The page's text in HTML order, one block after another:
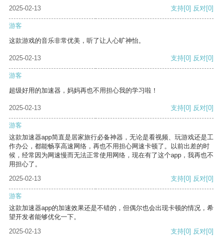
2025-02-13
支持[0] 反对[0]
游客
这款游戏的音乐非常优美，听了让人心旷神怡。
2025-02-13 支持[0] 反对[0]
游客
超级好用的加速器，妈妈再也不用担心我的学习啦！
2025-02-13 支持[0] 反对[0]
游客
这款加速器app简直是居家旅行必备神器，无论是看视频、玩游戏还是工
作办公，都能畅享高速网络，再也不用担心网速卡顿了。以前出差的时
候，经常因为网速慢而无法正常使用网络，现在有了这个app，我再也不
用担心了。
2025-02-13
支持[0] 反对[0]
游客
这款加速器app的加速效果还是不错的，但偶尔也会出现卡顿的情况，希
望开发者能够优化一下。
2025-02-13
支持[0] 反对[0]